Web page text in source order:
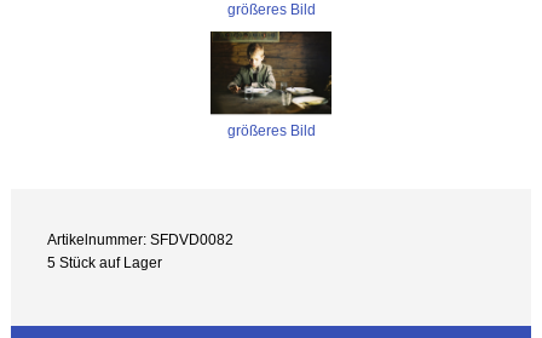
größeres Bild
größeres Bild
Artikelnummer: SFDVD0082
5 Stück auf Lager